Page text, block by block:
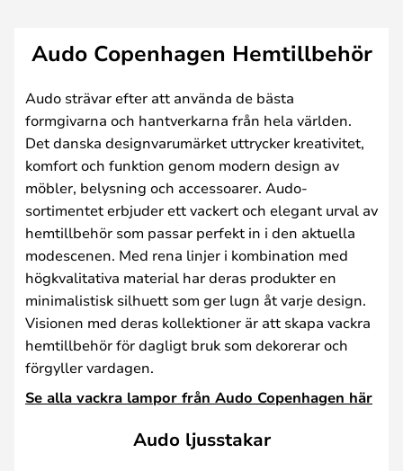
Audo Copenhagen Hemtillbehör
Audo strävar efter att använda de bästa
formgivarna och hantverkarna från hela världen.
Det danska designvarumärket uttrycker kreativitet,
komfort och funktion genom modern design av
möbler, belysning och accessoarer. Audo-
sortimentet erbjuder ett vackert och elegant urval av
hemtillbehör som passar perfekt in i den aktuella
modescenen. Med rena linjer i kombination med
högkvalitativa material har deras produkter en
minimalistisk silhuett som ger lugn åt varje design.
Visionen med deras kollektioner är att skapa vackra
hemtillbehör för dagligt bruk som dekorerar och
förgyller vardagen.
Se alla vackra lampor från Audo Copenhagen här
Audo ljusstakar